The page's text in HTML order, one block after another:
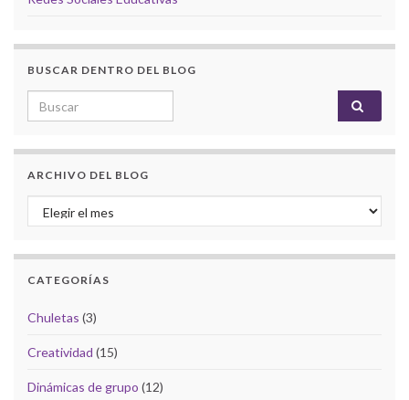
BUSCAR DENTRO DEL BLOG
Search for:
ARCHIVO DEL BLOG
Archivo del Blog
CATEGORÍAS
Chuletas (3)
Creatividad (15)
Dinámicas de grupo (12)